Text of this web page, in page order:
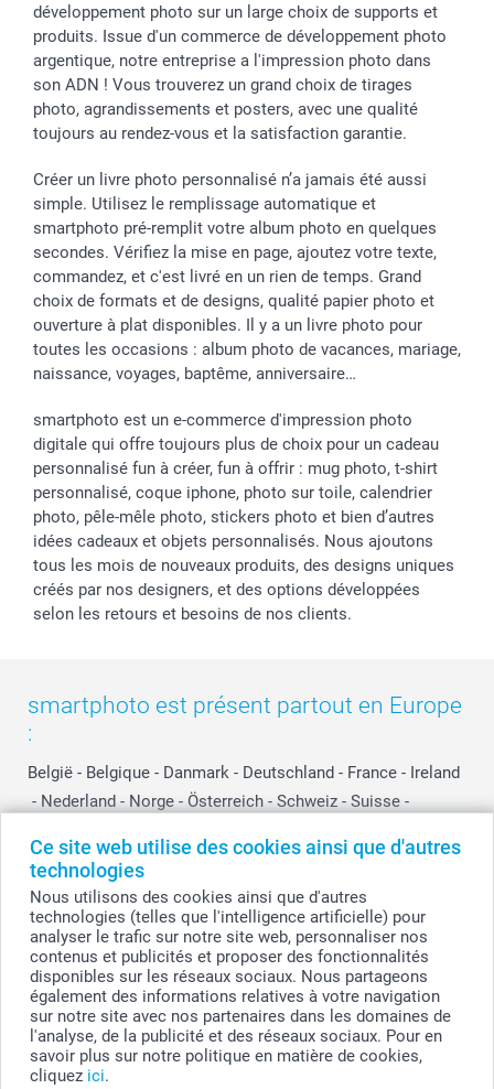
Ce site web utilise des cookies ainsi que d'autres
technologies
Nous utilisons des cookies ainsi que d'autres
technologies (telles que l'intelligence artificielle) pour
analyser le trafic sur notre site web, personnaliser nos
contenus et publicités et proposer des fonctionnalités
disponibles sur les réseaux sociaux. Nous partageons
également des informations relatives à votre navigation
sur notre site avec nos partenaires dans les domaines de
l'analyse, de la publicité et des réseaux sociaux. Pour en
savoir plus sur notre politique en matière de cookies,
cliquez ici.
développement photo sur un large choix de supports et
produits. Issue d'un commerce de développement photo
argentique, notre entreprise a l'impression photo dans
son ADN ! Vous trouverez un grand choix de tirages
photo, agrandissements et posters, avec une qualité
toujours au rendez-vous et la satisfaction garantie.
Créer un livre photo personnalisé n’a jamais été aussi
simple. Utilisez le remplissage automatique et
smartphoto pré-remplit votre album photo en quelques
secondes. Vérifiez la mise en page, ajoutez votre texte,
commandez, et c'est livré en un rien de temps. Grand
choix de formats et de designs, qualité papier photo et
ouverture à plat disponibles. Il y a un livre photo pour
toutes les occasions : album photo de vacances, mariage,
naissance, voyages, baptême, anniversaire…
smartphoto est un e-commerce d'impression photo
digitale qui offre toujours plus de choix pour un cadeau
personnalisé fun à créer, fun à offrir : mug photo, t-shirt
personnalisé, coque iphone, photo sur toile, calendrier
photo, pêle-mêle photo, stickers photo et bien d’autres
idées cadeaux et objets personnalisés. Nous ajoutons
tous les mois de nouveaux produits, des designs uniques
créés par nos designers, et des options développées
selon les retours et besoins de nos clients.
smartphoto est présent partout en Europe
:
België - Belgique - Danmark - Deutschland - France - Ireland
- Nederland - Norge - Österreich - Schweiz - Suisse -
Other Countries
© smartphoto group. Tous droits réservés
smartphoto group SA.
Siège social : Kwatrechtsteenweg 160, 9230 Wetteren, Belgique
Numéro de TVA BE 0405.706.755
Numéro d'entreprise 0405.706.755.
Tous les prix sont en EURO (€), TVA incluse et hors frais de port.